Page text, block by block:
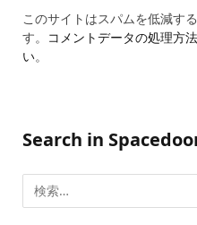
このサイトはスパムを低減す
す。
コメントデータの処理方
い。
Search in